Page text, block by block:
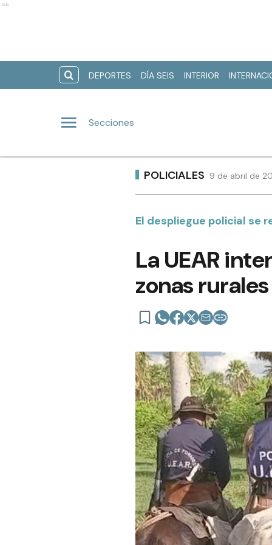
Ads
DEPORTES DÍA SEIS INTERIOR
Secciones
POLICIALES 9 de abril de
El despliegue policial se
La UEAR
zonas rurales